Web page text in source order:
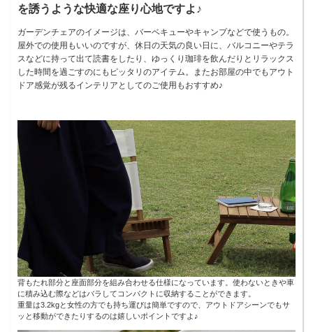
を誘うような快適な座り心地ですよ♪
ガーデンチェアのイメージは、バーベキューやキャンプなどで使うもの。
屋外での使用もいいのですが、休日の天気の良い日に、バルコニーやテラ
スなどに持って出て読書をしたり、ゆっくり珈琲を飲んだりとリラックス
した時間を過ごすのにもピッタリのアイテム。またお部屋の中でもアウト
ドア感覚が残るインテリアとしてのご使用もおすすめ♪
背もたれ部分と座面部分を組み合わせる仕様になっています。使わないときや車
に積み込む際などはバラしてコンパクトに収納することができます。
重量は3.2kgと女性の方でも持ち運びは簡単ですので、アウトドアシーンでもサ
ッと移動ができたりするのは嬉しいポイントですよ♪